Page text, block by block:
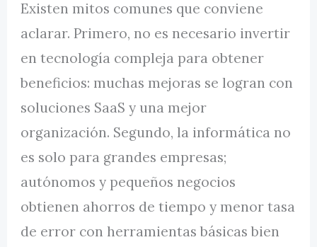
Existen mitos comunes que conviene
aclarar. Primero, no es necesario invertir
en tecnología compleja para obtener
beneficios: muchas mejoras se logran con
soluciones SaaS y una mejor
organización. Segundo, la informática no
es solo para grandes empresas;
autónomos y pequeños negocios
obtienen ahorros de tiempo y menor tasa
de error con herramientas básicas bien